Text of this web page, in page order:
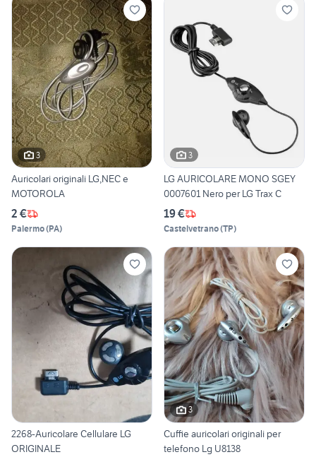
3
Auricolari originali LG,NEC e
MOTOROLA
2 €
Palermo(PA)
3
LG AURICOLARE MONO SGEY
0007601 Nero per LG Trax C
19 €
Castelvetrano(TP)
2268-Auricolare Cellulare LG
ORIGINALE
3
Cuffie auricolari originali per
telefono Lg U8138